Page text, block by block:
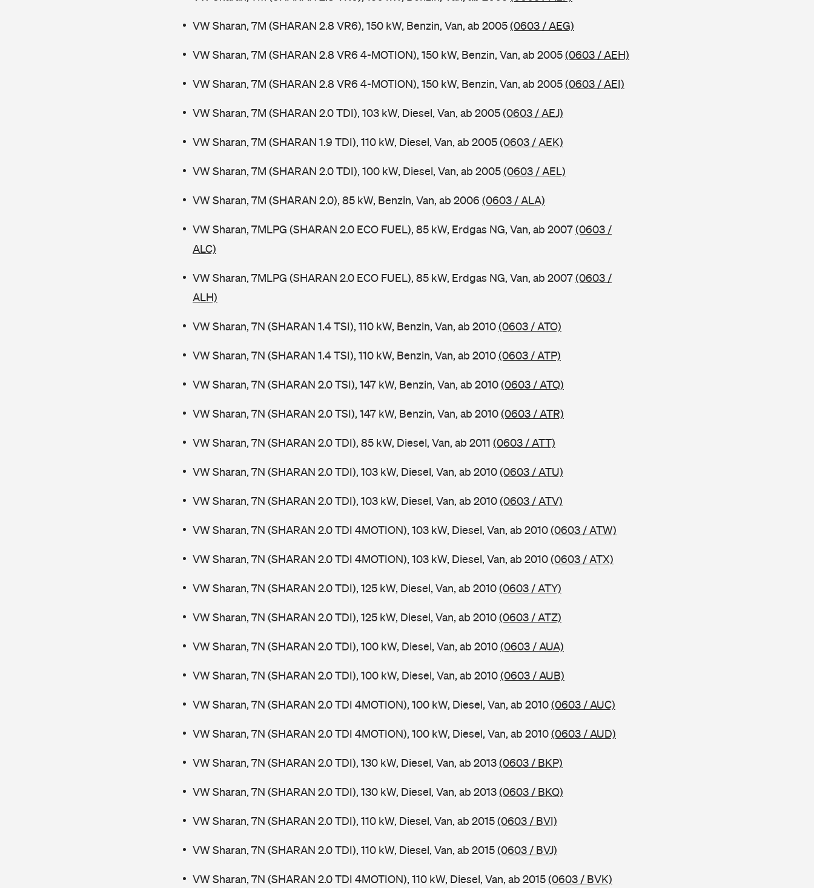
VW Sharan, 7M (SHARAN 2.8 VR6), 150 kW, Benzin, Van, ab 2005(0603 / AEG)
VW Sharan, 7M (SHARAN 2.8 VR6 4-MOTION), 150 kW, Benzin, Van, ab 2005(0603 / AEH)
VW Sharan, 7M (SHARAN 2.8 VR6 4-MOTION), 150 kW, Benzin, Van, ab 2005(0603 / AEI)
VW Sharan, 7M (SHARAN 2.0 TDI), 103 kW, Diesel, Van, ab 2005(0603 / AEJ)
VW Sharan, 7M (SHARAN 1.9 TDI), 110 kW, Diesel, Van, ab 2005(0603 / AEK)
VW Sharan, 7M (SHARAN 2.0 TDI), 100 kW, Diesel, Van, ab 2005(0603 / AEL)
VW Sharan, 7M (SHARAN 2.0), 85 kW, Benzin, Van, ab 2006 (0603 / ALA)
VW Sharan, 7MLPG (SHARAN 2.0 ECO FUEL), 85 kW, Erdgas NG, Van, ab 2007(0603 /
ALC)
VW Sharan, 7MLPG (SHARAN 2.0 ECO FUEL), 85 kW, Erdgas NG, Van, ab 2007(0603 /
ALH)
VW Sharan, 7N (SHARAN 1.4 TSI), 110 kW, Benzin, Van, ab 2010(0603 / ATO)
VW Sharan, 7N (SHARAN 1.4 TSI), 110 kW, Benzin, Van, ab 2010(0603 / ATP)
VW Sharan, 7N (SHARAN 2.0 TSI), 147 kW, Benzin, Van, ab 2010(0603 / ATQ)
VW Sharan, 7N (SHARAN 2.0 TSI), 147 kW, Benzin, Van, ab 2010(0603 / ATR)
VW Sharan, 7N (SHARAN 2.0 TDI), 85 kW, Diesel, Van, ab 2011 (0603 / ATT)
VW Sharan, 7N (SHARAN 2.0 TDI), 103 kW, Diesel, Van, ab 2010(0603 / ATU)
VW Sharan, 7N (SHARAN 2.0 TDI), 103 kW, Diesel, Van, ab 2010(0603 / ATV)
VW Sharan, 7N (SHARAN 2.0 TDI 4MOTION), 103 kW, Diesel, Van, ab 2010(0603 / ATW)
VW Sharan, 7N (SHARAN 2.0 TDI 4MOTION), 103 kW, Diesel, Van, ab 2010(0603 / ATX)
VW Sharan, 7N (SHARAN 2.0 TDI), 125 kW, Diesel, Van, ab 2010(0603 / ATY)
VW Sharan, 7N (SHARAN 2.0 TDI), 125 kW, Diesel, Van, ab 2010(0603 / ATZ)
VW Sharan, 7N (SHARAN 2.0 TDI), 100 kW, Diesel, Van, ab 2010(0603 / AUA)
VW Sharan, 7N (SHARAN 2.0 TDI), 100 kW, Diesel, Van, ab 2010(0603 / AUB)
VW Sharan, 7N (SHARAN 2.0 TDI 4MOTION), 100 kW, Diesel, Van, ab 2010(0603 / AUC)
VW Sharan, 7N (SHARAN 2.0 TDI 4MOTION), 100 kW, Diesel, Van, ab 2010(0603 / AUD)
VW Sharan, 7N (SHARAN 2.0 TDI), 130 kW, Diesel, Van, ab 2013(0603 / BKP)
VW Sharan, 7N (SHARAN 2.0 TDI), 130 kW, Diesel, Van, ab 2013(0603 / BKQ)
VW Sharan, 7N (SHARAN 2.0 TDI), 110 kW, Diesel, Van, ab 2015(0603 / BVI)
VW Sharan, 7N (SHARAN 2.0 TDI), 110 kW, Diesel, Van, ab 2015(0603 / BVJ)
VW Sharan, 7N (SHARAN 2.0 TDI 4MOTION), 110 kW, Diesel, Van, ab 2015(0603 / BVK)